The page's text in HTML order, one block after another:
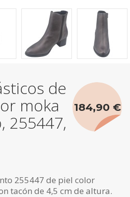
de
moka
255447,
255447 de piel color
tacón de 4,5 cm de altura.
184,90 €